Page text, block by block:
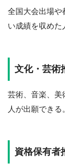
全国大会出場や
い成績を収めた
文化・芸術
芸術、音楽、美
人が出願できる
資格保有者